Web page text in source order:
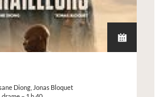
Diong, Jonas Bloquet